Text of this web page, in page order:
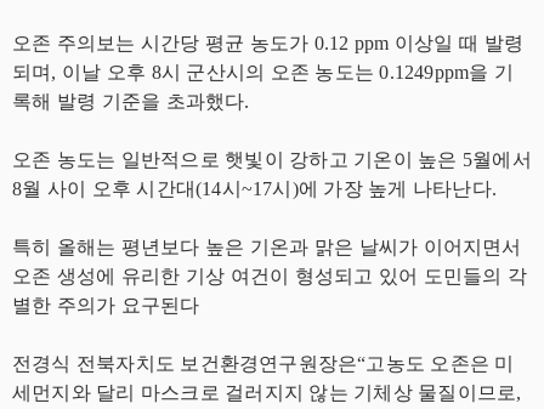
오존 주의보는 시간당 평균 농도가 0.12 ppm 이상일 때 발령
되며, 이날 오후 8시 군산시의 오존 농도는 0.1249ppm을 기
록해 발령 기준을 초과했다.
오존 농도는 일반적으로 햇빛이 강하고 기온이 높은 5월에서
8월 사이 오후 시간대(14시~17시)에 가장 높게 나타난다.
특히 올해는 평년보다 높은 기온과 맑은 날씨가 이어지면서
오존 생성에 유리한 기상 여건이 형성되고 있어 도민들의 각
별한 주의가 요구된다
전경식 전북자치도 보건환경연구원장은“고농도 오존은 미
세먼지와 달리 마스크로 걸러지지 않는 기체상 물질이므로,